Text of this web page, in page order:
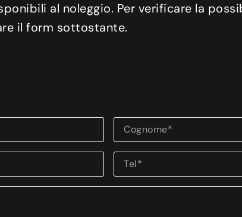
al noleggio. Per verificare la
il form sottostante.